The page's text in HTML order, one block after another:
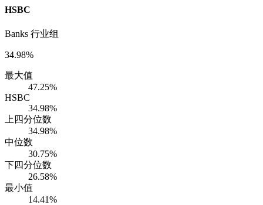
HSBC
Banks 行业组
34.98%
最大值
47.25%
HSBC
34.98%
上四分位数
34.98%
中位数
30.75%
下四分位数
26.58%
最小值
14.41%